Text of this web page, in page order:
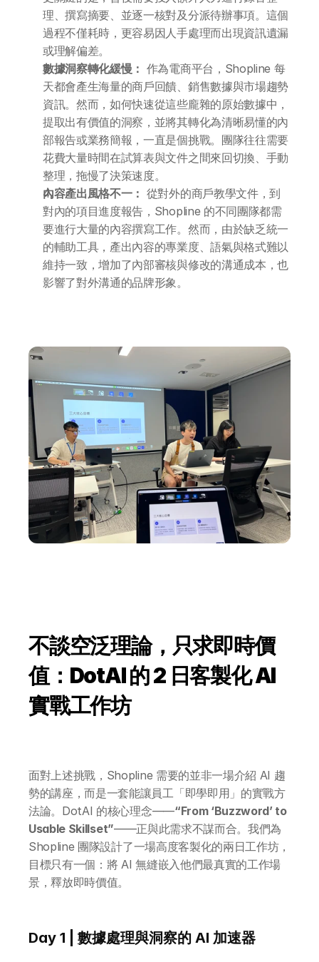
理、撰寫摘要、並逐一核對及分派待辦事項。這個
過程不僅耗時，更容易因人手處理而出現資訊遺漏
或理解偏差。
數據洞察轉化緩慢： 作為電商平台，Shopline 每
天都會產生海量的商戶回饋、銷售數據與市場趨勢
資訊。然而，如何快速從這些龐雜的原始數據中，
提取出有價值的洞察，並將其轉化為清晰易懂的內
部報告或業務簡報，一直是個挑戰。團隊往往需要
花費大量時間在試算表與文件之間來回切換、手動
整理，拖慢了決策速度。
內容產出風格不一： 從對外的商戶教學文件，到
對內的項目進度報告，Shopline 的不同團隊都需
要進行大量的內容撰寫工作。然而，由於缺乏統一
的輔助工具，產出內容的專業度、語氣與格式難以
維持一致，增加了內部審核與修改的溝通成本，也
影響了對外溝通的品牌形象。
不談空泛理論，只求即時價
值：DotAI 的 2 日客製化 AI
實戰工作坊
面對上述挑戰，Shopline 需要的並非一場介紹 AI 趨
勢的講座，而是一套能讓員工「即學即用」的實戰方
法論。DotAI 的核心理念——“From ‘Buzzword’ to
Usable Skillset”——正與此需求不謀而合。我們為
Shopline 團隊設計了一場高度客製化的兩日工作坊，
目標只有一個：將 AI 無縫嵌入他們最真實的工作場
景，釋放即時價值。
Day 1 | 數據處理與洞察的 AI 加速器